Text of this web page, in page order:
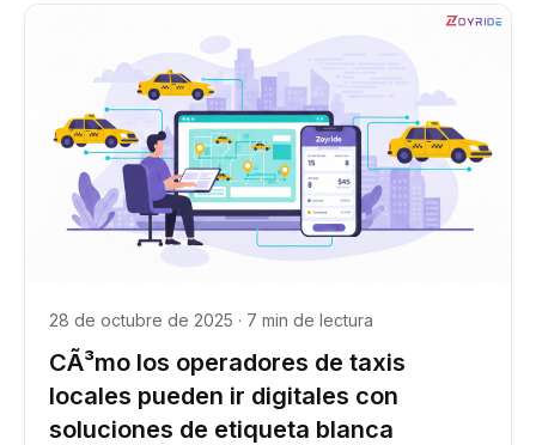
28 de octubre de 2025 · 7 min de lectura
CÃ³mo los operadores de taxis
locales pueden ir digitales con
soluciones de etiqueta blanca